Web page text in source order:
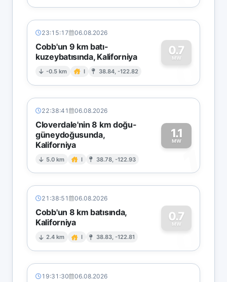
23:15:17 06.08.2026
Cobb'un 9 km batı-
kuzeybatısında, Kaliforniya
-0.5 km I 38.84, -122.82
0.7
MW
0
22:38:41 06.08.2026
Cloverdale'nin 8 km doğu-
güneydoğusunda,
Kaliforniya
5.0 km I 38.78, -122.93
1.1
MW
1
21:38:51 06.08.2026
Cobb'un 8 km batısında,
Kaliforniya
2.4 km I 38.83, -122.81
0.7
MW
0
19:31:30 06.08.2026